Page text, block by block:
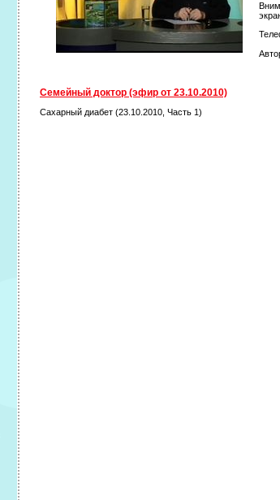
Семейный доктор (эфир от 23.10.2010)
Сахарный диабет (23.10.2010, Часть 1)